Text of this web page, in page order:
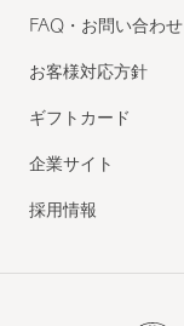
FAQ・お問い合わせ
お客様対応方針
ギフトカード
企業サイト
採用情報